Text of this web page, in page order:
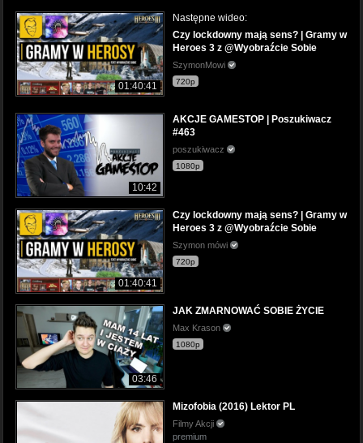
01:40:41
Następne wideo:
Czy lockdowny mają sens? | Gramy w
Heroes 3 z @Wyobraźcie Sobie
SzymonMowi
720p
10:42
AKCJE GAMESTOP | Poszukiwacz
#463
poszukiwacz
1080p
01:40:41
Czy lockdowny mają sens? | Gramy w
Heroes 3 z @Wyobraźcie Sobie
Szymon mówi
720p
03:46
JAK ZMARNOWAĆ SOBIE ŻYCIE
Max Krason
1080p
Mizofobia (2016) Lektor PL
Filmy Akcji
premium